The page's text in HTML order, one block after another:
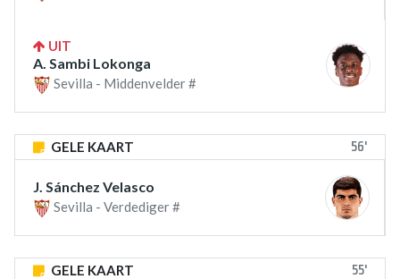
UIT
A. Sambi Lokonga
Sevilla - Middenvelder #
GELE KAART 56'
J. Sánchez Velasco
Sevilla - Verdediger #
GELE KAART 55'